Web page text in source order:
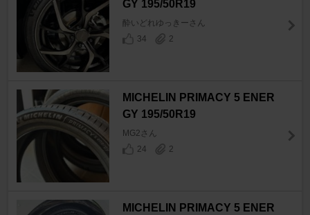
GY 195/50R19
酔いどれゆっきーさん
34
2
MICHELIN PRIMACY 5 ENER
GY 195/50R19
MG2さん
24
2
MICHELIN PRIMACY 5 ENER